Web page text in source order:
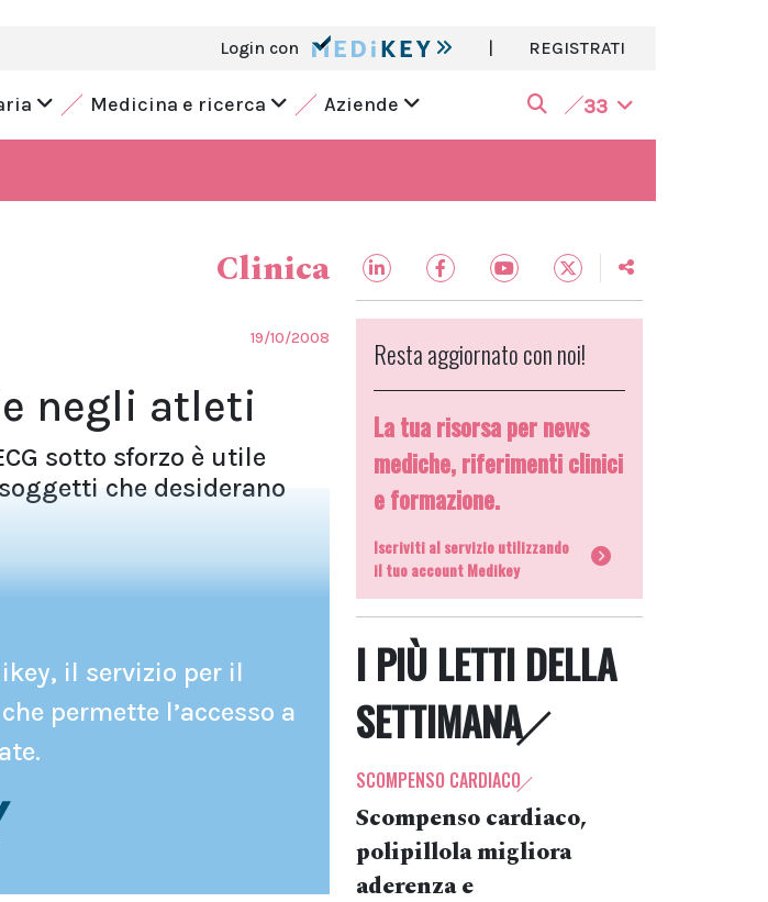
Login con | REGISTRATI
Medicina e ricerca Aziende 33
Clinica
19/10/2008
negli atleti
sotto sforzo è utile
che desiderano
il servizio per il
permette l’accesso a
Resta aggiornato con noi!
La tua risorsa per news
mediche, riferimenti clinici
e formazione.
Iscriviti al servizio utilizzando
il tuo account Medikey
I PIÙ LETTI DELLA
SETTIMANA
SCOMPENSO CARDIACO
Scompenso cardiaco,
polipillola migliora
aderenza e